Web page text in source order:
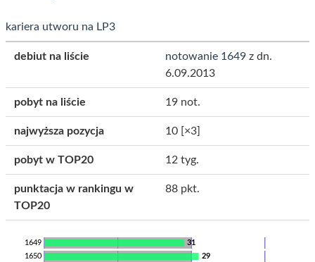
kariera utworu na LP3
debiut na liście notowanie 1649 z dn.
6.09.2013
pobyt na liście 19 not.
najwyższa pozycja 10 [×3]
pobyt w TOP20 12 tyg.
punktacja w rankingu w
TOP20
88 pkt.
31
1649
29
1650